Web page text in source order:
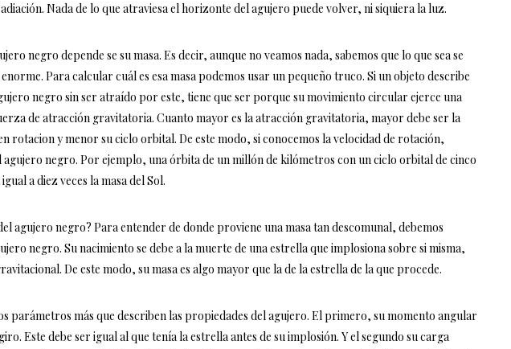
Nada de lo que atraviesa el horizonte del agujero puede volver, ni siquiera la luz.
negro depende se su masa. Es decir, aunque no veamos nada, sabemos que lo que sea se
Para calcular cuál es esa masa podemos usar un pequeño truco. Si un objeto describe
negro sin ser atraído por este, tiene que ser porque su movimiento circular ejerce una
de atracción gravitatoria. Cuanto mayor es la atracción gravitatoria, mayor debe ser la
rotacion y menor su ciclo orbital. De este modo, si conocemos la velocidad de rotación,
agujero negro. Por ejemplo, una órbita de un millón de kilómetros con un ciclo orbital de cinco
a diez veces la masa del Sol.
agujero negro? Para entender de donde proviene una masa tan descomunal, debemos
negro. Su nacimiento se debe a la muerte de una estrella que implosiona sobre si misma,
De este modo, su masa es algo mayor que la de la estrella de la que procede.
parámetros más que describen las propiedades del agujero. El primero, su momento angular
Este debe ser igual al que tenía la estrella antes de su implosión. Y el segundo su carga